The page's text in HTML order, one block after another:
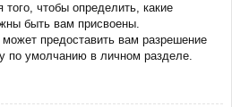
чтобы определить, какие
быть вам присвоены.
предоставить вам разрешение
по умолчанию в личном разделе.